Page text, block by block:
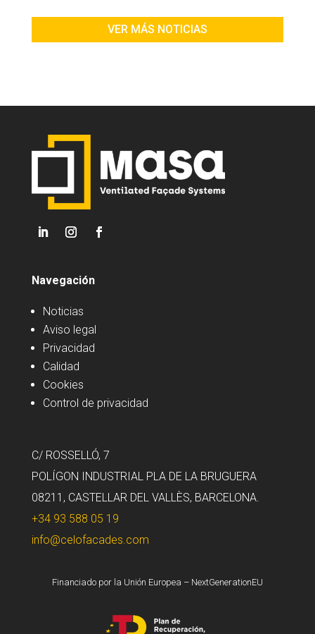
VER MÁS NOTICIAS
Navegación
Noticias
Aviso legal
Privacidad
Calidad
Cookies
Control de privacidad
C/ ROSSELLÓ, 7
POLÍGON INDUSTRIAL PLA DE LA BRUGUERA
08211, CASTELLAR DEL VALLÈS, BARCELONA.
+34 93 588 05 19
info@celofacades.com
Financiado por la Unión Europea – NextGenerationEU